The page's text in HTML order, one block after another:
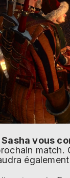
Sasha vous
également